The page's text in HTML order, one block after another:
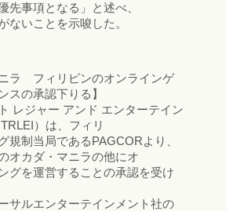
先事項となる」と述べ、
ないことを示唆した。
ニラ フィリピンのオンラインゲ
スの承認下りる】
レジャー アンド エンターテイン
）は、フィリ
規制当局であるPAGCORより、
オカダ・マニラの他にオ
グを運営することの承認を受け
サルエンターテインメント社の